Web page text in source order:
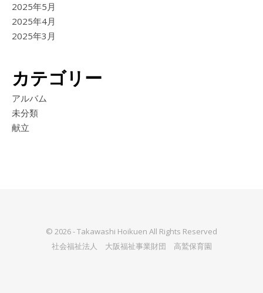
2025年5月
2025年4月
2025年3月
カテゴリー
アルバム
未分類
献立
© 2026 - Takawashi Hoikuen All Rights Reserved
社会福祉法人 大阪福祉事業財団 高鷲保育園